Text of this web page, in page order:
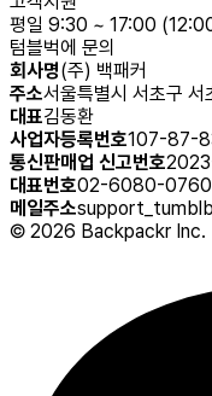
평일 9:30 ~ 17:00
텀블벅에 문의
회사명(주) 백패커
주소서울특별시 서초구
대표김동환
사업자등록번호107-87-
통신판매업 신고번호
대표번호02-6080-0760
메일주소
© 2026 Backpackr Inc.